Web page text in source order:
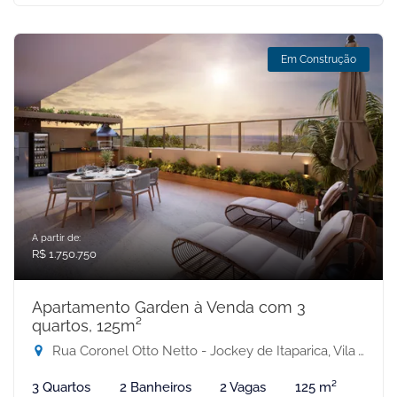
Em Construção
A partir de:
R$ 1.750.750
Apartamento Garden à Venda com 3
quartos, 125m²
Rua Coronel Otto Netto - Jockey de Itaparica, Vila Velha-ES
3 Quartos 2 Banheiros 2 Vagas 125 m²